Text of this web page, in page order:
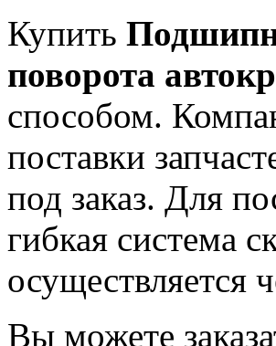
Купить
поворота
способом.
поставки
под заказ. Для
гибкая система
осуществляется
Вы можете